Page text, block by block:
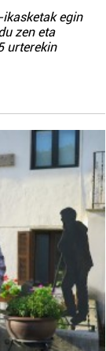
egin
zen eta
urterekin